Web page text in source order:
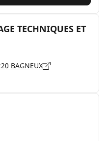
TECHNIQUES ET
BAGNEUX